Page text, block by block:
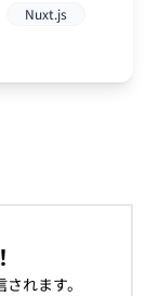
Nuxt.js
れます。